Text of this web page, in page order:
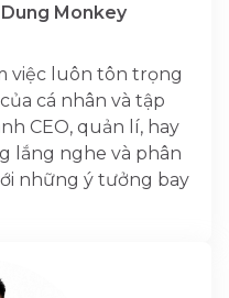
Monkey
việc luôn tôn trọng
cá nhân và tập
CEO, quản lí, hay
lắng nghe và phân
những ý tưởng bay